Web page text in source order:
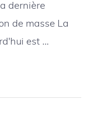
dernière
de masse La
est …